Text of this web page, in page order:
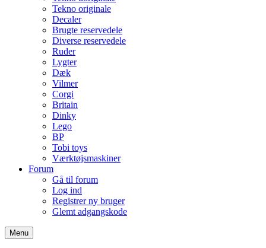
Tekno originale
Decaler
Brugte reservedele
Diverse reservedele
Ruder
Lygter
Dæk
Vilmer
Corgi
Britain
Dinky
Lego
BP
Tobi toys
Værktøjsmaskiner
Forum
Gå til forum
Log ind
Registrer ny bruger
Glemt adgangskode
Menu